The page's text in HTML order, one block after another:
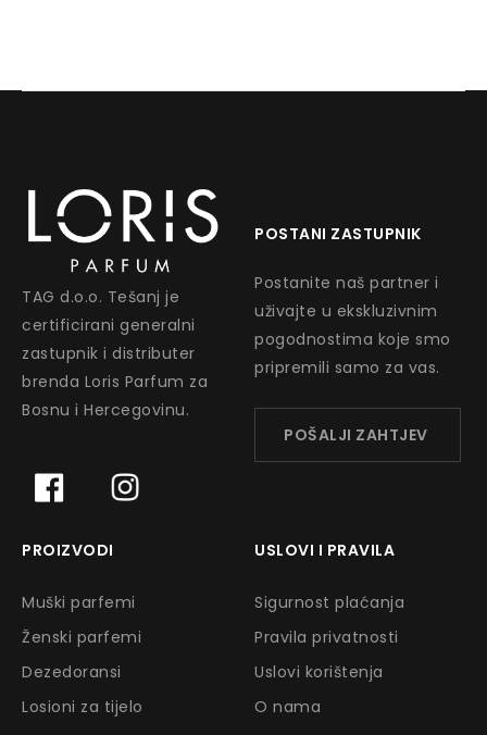
TAG d.o.o. Tešanj je
certificirani generalni
zastupnik i distributer
brenda Loris Parfum za
Bosnu i Hercegovinu.
POSTANI ZASTUPNIK
Postanite naš partner i
uživajte u ekskluzivnim
pogodnostima koje smo
pripremili samo za vas.
POŠALJI ZAHTJEV
PROIZVODI
Muški parfemi
Ženski parfemi
Dezedoransi
Losioni za tijelo
USLOVI I PRAVILA
Sigurnost plaćanja
Pravila privatnosti
Uslovi korištenja
O nama